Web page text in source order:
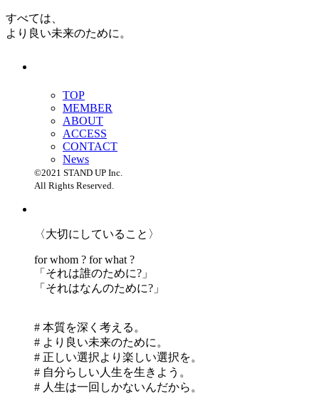
すべては、
より良い未来のために。
TOP
MEMBER
ABOUT
ACCESS
CONTACT
News
©2021 STAND UP Inc.
All Rights Reserved.
〈大切にしていること〉
for whom ? for what ?
「 それは誰のために?」
「 それはなんのために?」
# 本質を深く考える。
# より良い未来のために。
# 正しい選択より楽しい選択を。
# 自分らしい人生を生きよう。
# 人生は一回しかないんだから。